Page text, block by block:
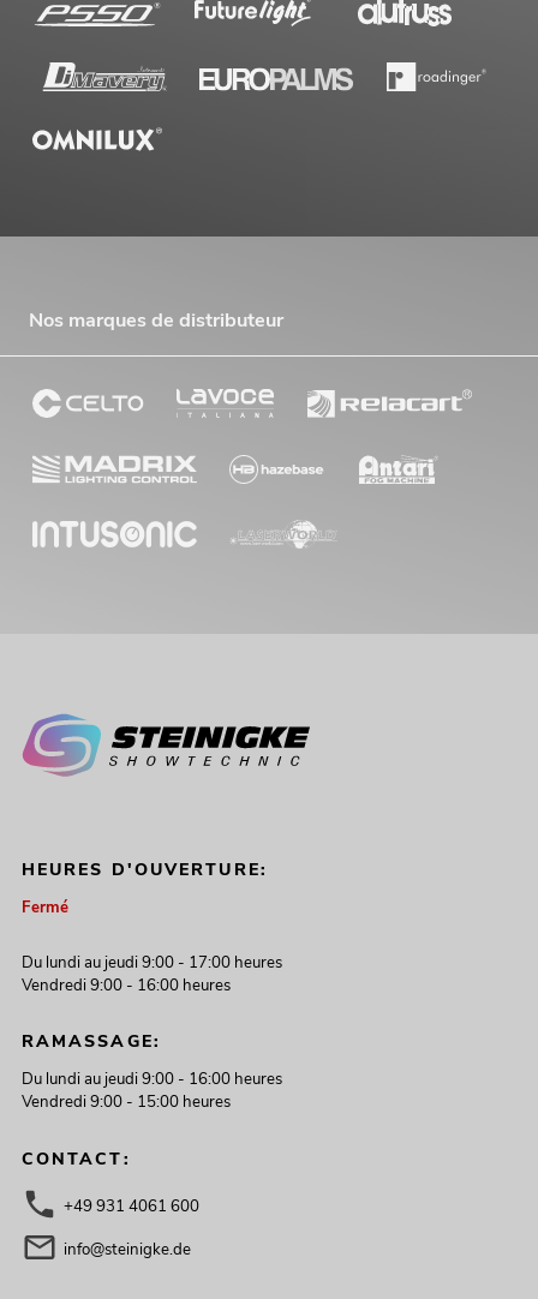
EUROLITE Jeu de lumières FX LED KLS
Laser Bar Next + pied d'enceinte M-4
Le stock suffit pour env. 12 semaines.
569,00€
No. 20000816
549,00
Nos marques de distributeur
HEURES D'OUVERTURE:
Fermé
Du lundi au jeudi 9:00 - 17:00 heures
Vendredi 9:00 - 16:00 heures
RAMASSAGE:
Du lundi au jeudi 9:00 - 16:00 heures
Vendredi 9:00 - 15:00 heures
CONTACT:
+49 931 4061 600
info@steinigke.de